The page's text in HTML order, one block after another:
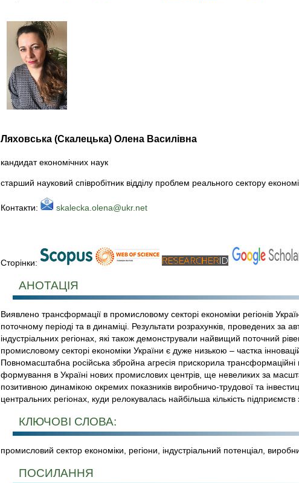
Ляховська (Скалецька) Олена Василівна
кандидат економічних наук
старший науковий співробітник відділу проблем реального сектору
Контакти: skalecka.olena@ukr.net
Сторінки:
АНОТАЦІЯ
Виявлено трансформації в промисловому секторі економіки регіонів
поточному періоді та в динаміці. Результати розрахунків, проведених
індустріальних регіонах, які також демонстрували найвищий поточний
промисловому секторі економіки України є дуже низькою – частка
Повномасштабна російська збройна агресія прискорила трансформаційні
формування в Україні нових промислових центрів, ще невеликих за
позитивною динамікою окремих показників виробничо-трудової та
центральних регіонах, куди релокувалась найбільша кількість підприємств
КЛЮЧОВІ СЛОВА:
промисловий сектор економіки, регіони, індустріальний потенціал,
ПОСИЛАННЯ